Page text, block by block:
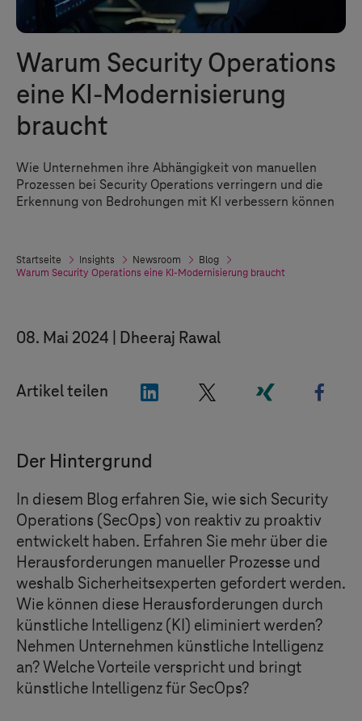
Warum Security Operations
eine KI-Modernisierung
braucht
Wie Unternehmen ihre Abhängigkeit von manuellen
Prozessen bei Security Operations verringern und die
Erkennung von Bedrohungen mit KI verbessern können
Startseite Insights Newsroom
Blog
Warum Security Operations eine KI-Modernisierung braucht
08. Mai 2024 Dheeraj Rawal
Artikel teilen "LinkedIn" "Xing"
Der Hintergrund
In diesem Blog erfahren Sie, wie sich Security
Operations (SecOps) von reaktiv zu proaktiv
entwickelt haben. Erfahren Sie mehr über die
Herausforderungen manueller Prozesse und
weshalb Sicherheitsexperten gefordert werden.
Wie können diese Herausforderungen durch
künstliche Intelligenz (KI) eliminiert werden?
Nehmen Unternehmen künstliche Intelligenz
an? Welche Vorteile verspricht und bringt
künstliche Intelligenz für SecOps?